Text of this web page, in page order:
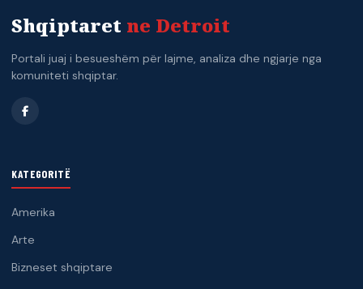
Shqiptaret ne Detroit
Portali juaj i besueshëm për lajme, analiza dhe ngjarje nga
komuniteti shqiptar.
KATEGORITË
Amerika
Arte
Bizneset shqiptare